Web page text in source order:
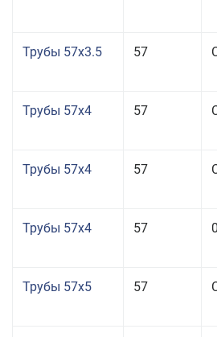
Трубы 57x3.5 57
Трубы 57x4 57
Трубы 57x4 57
Трубы 57x4 57
Трубы 57x5 57